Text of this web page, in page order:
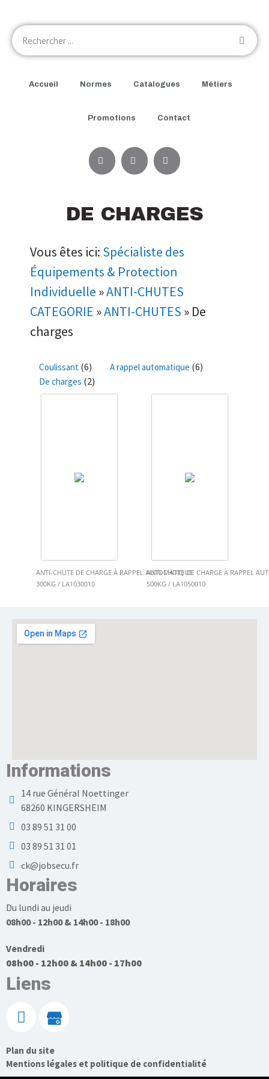
Accueil Normes Catalogues Métiers
Promotions Contact
DE CHARGES
Vous êtes ici: Spécialiste des
Équipements & Protection
Individuelle »ANTI-CHUTES
CATEGORIE »ANTI-CHUTES » De
charges
Coulissant (6) A rappel automatique (6)
De charges (2)
ANTI-CHUTE DE CHARGE À RAPPEL AUTOMATIQUE
300KG / LA1030010
ANTI-CHUTE DE CHARGE À RAPPEL
500KG / LA1050010
Informations
14 rue Général Noettinger
68260 KINGERSHEIM
03 89 51 31 00
03 89 51 31 01
ck@jobsecu.fr
Horaires
Du lundi au jeudi
08h00 - 12h00 & 14h00 - 18h00
Vendredi
08h00 - 12h00 & 14h00 - 17h00
Liens
Plan du site
Mentions légales et politique de confidentialité